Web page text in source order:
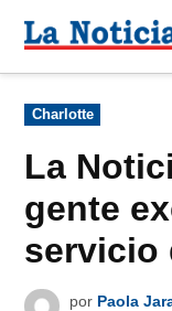
Para
contenido
Publicado
en
Charlotte
La
gente
servicio
por Paola